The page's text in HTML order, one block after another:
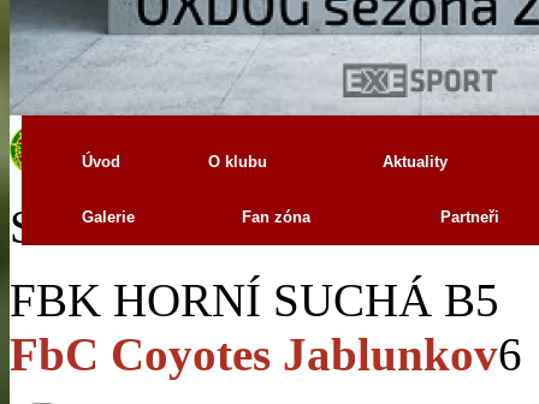
So 19.9.2020 13:40
FBK HORNÍ SUCHÁ B5
FbC Coyotes Jablunkov6
Úvod O klubu Aktuality
Galerie Fan zóna Partneři